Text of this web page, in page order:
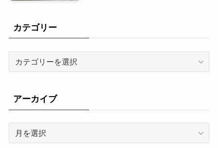
カテゴリー
ー
アーカイブ